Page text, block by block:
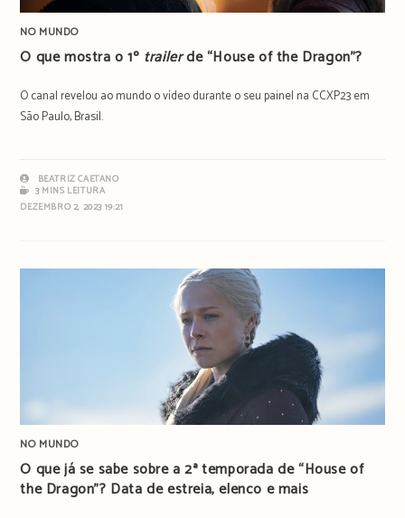
NO MUNDO
O que mostra o 1º trailerde “House of the Dragon”?
O canal revelou ao mundo o vídeo durante o seu painel na CCXP23 em
São Paulo, Brasil.
BEATRIZ CAETANO
3 MINS LEITURA
DEZEMBRO 2, 2023 19:21
NO MUNDO
O que já se sabe sobre a 2ª temporada de “House of
the Dragon”? Data de estreia, elenco e mais